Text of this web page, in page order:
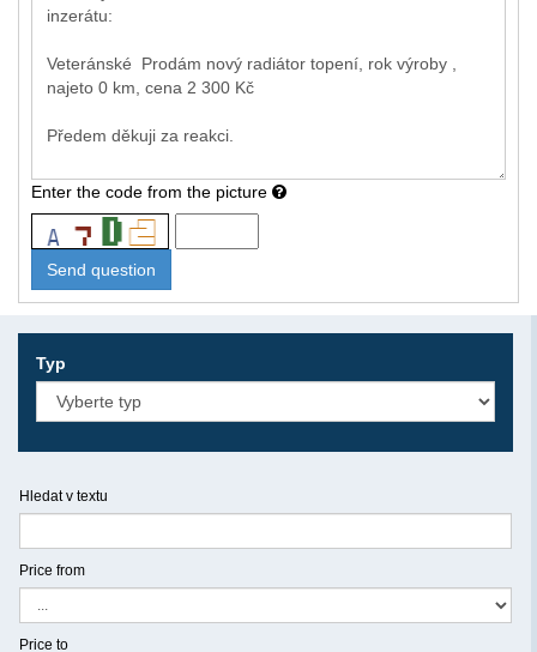
Enter the code from the picture
Typ
Hledat v textu
Price from
Price to